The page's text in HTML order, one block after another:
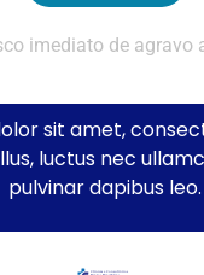
imediato de agravo
sit amet,
luctus nec
pulvinar dapibus leo.